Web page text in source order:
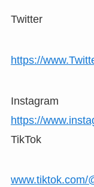
Twitter
https://
Instagram
https://
TikTok
www.tiktok.com/